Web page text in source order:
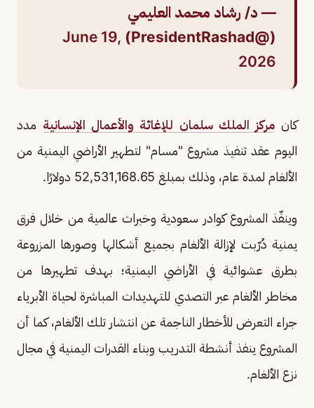
— د/ رشاد محمد العليمي
(@PresidentRashad)
June 19,
2026
كانمركز الملك سلمان للإغاثة والأعمال الإنسانية مدد
اليوم عقد تنفيذ مشروع "مسام" لتطهير الأراضي اليمنية من
الألغام لمدة عام، وذلك بمبلغ 52,531,168.65 دولارًا.
وينفّذ المشروع كوادر سعودية وخبرات عالمية من خلال فرق
يمنية دُرّبت لإزالة الألغام بجميع أشكالها وصورها المزروعة
بطرق عشوائية في الأراضي اليمنية؛ بهدف تطهيرها من
مخاطر الألغام عبر التصدي للتهديدات المباشرة لحياة الأبرياء
جراء التعرض للأخطار الناجمة عن انتشار تلك الألغام، كما أن
المشروع ينفذ أنشطة التدريب وبناء القدرات اليمنية في مجال
نزع الألغام.